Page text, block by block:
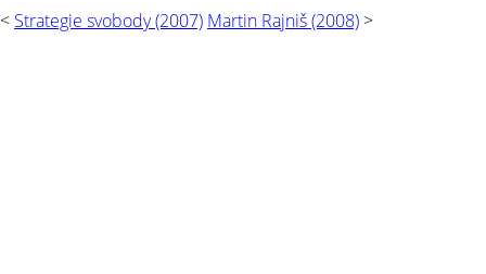
< Strategie svobody (2007) Martin Rajniš (2008) >